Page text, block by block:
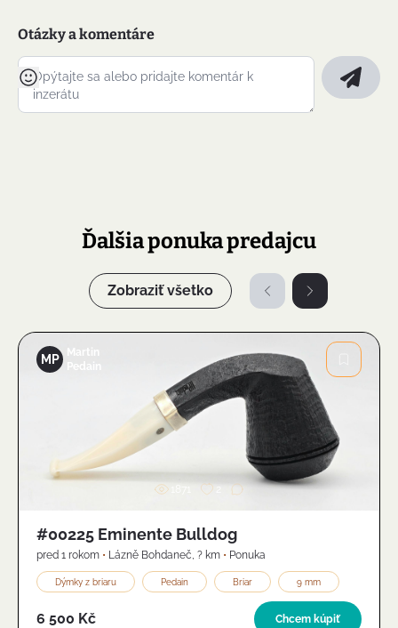
Otázky a komentáre
Ďalšia ponuka predajcu
Zobraziť všetko
Obrázok
MP
Martin
Pedain
#00225 Eminente Bulldog
pred 1 rokom • Lázně Bohdaneč, ? km • Ponuka
Dýmky z briaru Pedain Briar 9 mm
6 500 Kč Chcem kúpiť